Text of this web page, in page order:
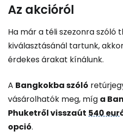
Az akcióról
Ha már a téli szezonra szóló
kiválasztásánál tartunk,
érdekes árakat kínálunk.
A Bangkokba szóló
vásárolhatók meg, míg a
Phuketről visszaút 540 eur
opció.